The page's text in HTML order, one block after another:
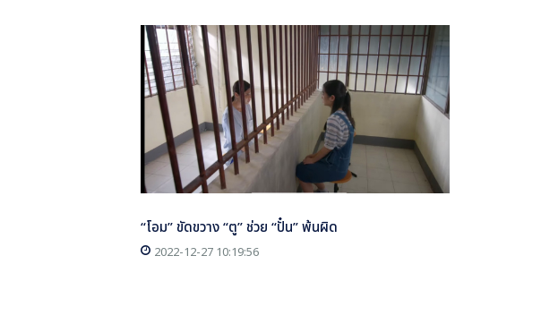
“โอม” ขัดขวาง “ตู” ช่วย “ปั๋น” พ้นผิด
2022-12-27 10:19:56